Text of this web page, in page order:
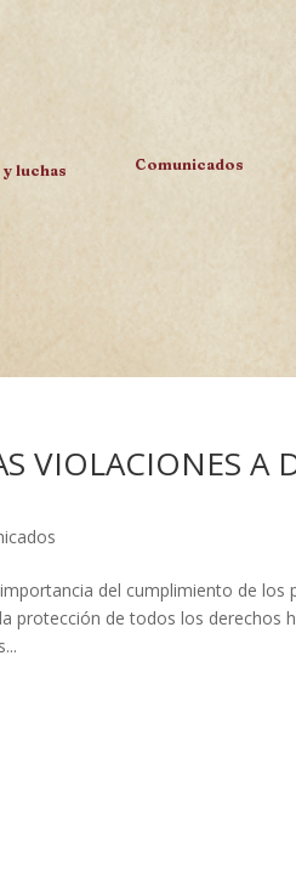
y luchas Comunicados
VIOLACIONES A
del cumplimiento de
protección de todos los derechos